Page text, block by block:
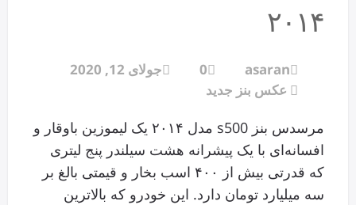
۲۰۱۴
asaran
0
جولای 12, 2020
عکس بنز جدید
مرسدس بنز s500 مدل ۲۰۱۴ یک لیموزین باوقار و
افسانه‌ای با یک پیشرانه هشت سیلندر پنج لیتری
که قدرتی بیش از ۴۰۰ اسب بخار و قیمتی بالغ بر
سه میلیارد تومان دارد. این خودرو که بالاترین